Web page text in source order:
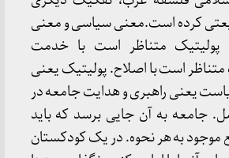
کرده است.معنی سیاسی و معنی
پولیتیک متناظر است با خدمت
است با اصلاح. پولیتیک یعنی
یعنی راهبری و هدایت جامعه در
جامعه به آن جایی برسد که باید
به هر نحوه. در یک کودکستان